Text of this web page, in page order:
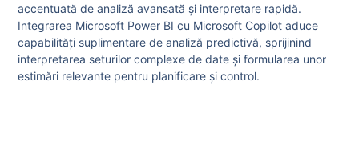
accentuată de analiză avansată și interpretare rapidă.
Integrarea Microsoft Power BI cu Microsoft Copilot aduce
capabilități suplimentare de analiză predictivă, sprijinind
interpretarea seturilor complexe de date și formularea unor
estimări relevante pentru planificare și control.